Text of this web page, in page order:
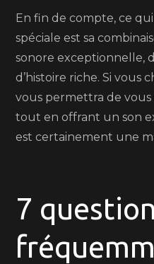
En fin de compte, ce
spéciale est sa
sonore exceptionnelle,
d’histoire riche. Si
vous permettra de
tout en offrant un son
est certainement une
7